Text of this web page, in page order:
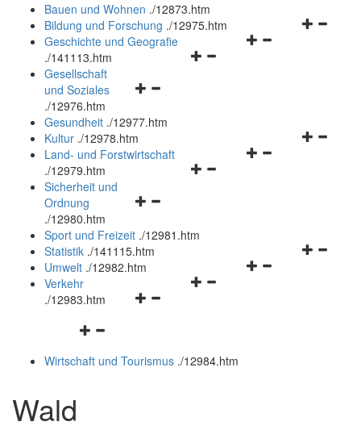
Bauen und Wohnen ./12873.htm
Navigationsmenü
Bildung und Forschung ./12975.htm
Navigationsmenü
Geschichte und Geografie
./141113.htm
Navigationsmenü
und
schließen
Gesellschaft
und Soziales
./12976.htm
Gesundheit ./12977.htm
Navigationsmenü
Kultur ./12978.htm
Navigationsmenü
Land- und Forstwirtschaft
./12979.htm
Navigationsmenü
und
schließen
Sicherheit und
Ordnung
./12980.htm
Sport und Freizeit ./12981.htm
Navigationsmenü
Statistik ./141115.htm
Navigationsmenü
Umwelt ./12982.htm
Navigationsmenü
Verkehr
./12983.htm
Navigationsmenü
und
Wirtschaft und Tourismus ./12984.htm
Wald